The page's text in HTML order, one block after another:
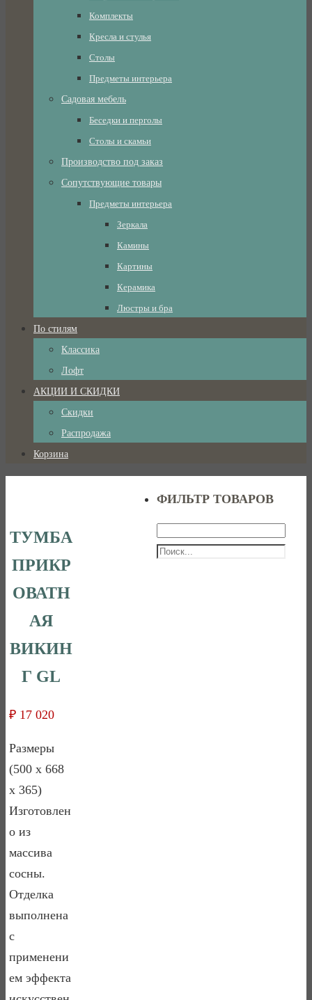
Комплекты
Кресла и стулья
Столы
Предметы интерьера
Садовая мебель
Беседки и перголы
Столы и скамьи
Производство под заказ
Сопутствующие товары
Предметы интерьера
Зеркала
Камины
Картины
Керамика
Люстры и бра
По стилям
Классика
Лофт
АКЦИИ И СКИДКИ
Скидки
Распродажа
Корзина
ТУМБА
ПРИКР
ОВАТН
АЯ
ВИКИН
Г GL
₽ 17 020
Размеры
(500 x 668
x 365)
Изготовлен
о из
массива
сосны.
Отделка
выполнена
с
применени
ем эффекта
ФИЛЬТР ТОВАРОВ